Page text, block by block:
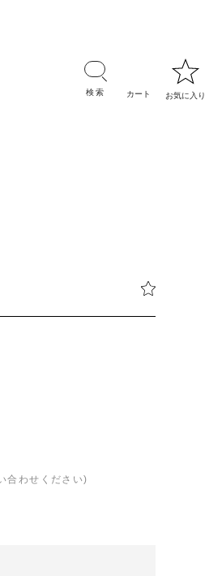
合わせください)